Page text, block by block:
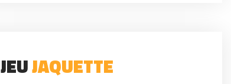
JEUJAQUETTE